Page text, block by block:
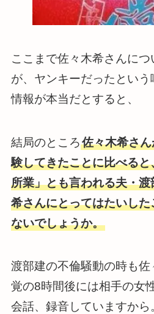
ここまで佐々木希さんに
が、ヤンキーだったとい
情報が本当だとすると、
結局のところ佐々木希さ
験してきたことに比べる
所業」とも言われる夫・
希さんにとってはたいし
ないでしょうか。
渡部建の不倫騒動の時も
覚の8時間後には相手の女
会話、録音していますか